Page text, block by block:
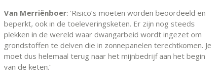
Van Merriënboer: ‘Risico’s moeten worden beoordeeld en
beperkt, ook in de toeleveringsketen. Er zijn nog steeds
plekken in de wereld waar dwangarbeid wordt ingezet om
grondstoffen te delven die in zonnepanelen terechtkomen. Je
moet dus helemaal terug naar het mijnbedrijf aan het begin
van de keten.’